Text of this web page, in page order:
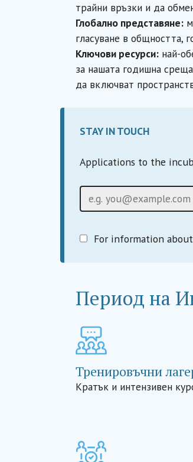
трайни връзки и да
Глобално представяне:
гласуване в общността,
Ключови ресурси: най-
за нашата годишна
да включват
STAY IN TOUCH
Applications to the
For information
Период на
Тренировъчни
Кратък и интензивен